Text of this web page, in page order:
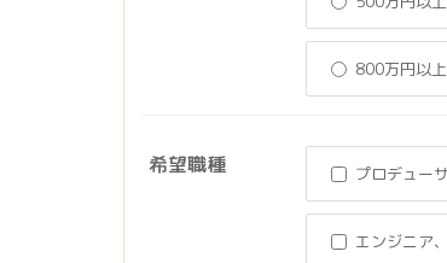
800万円以上
希望職種 プロデュー
エンジニア